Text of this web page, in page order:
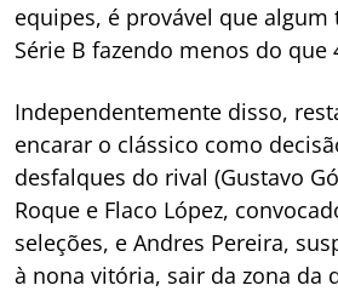
equipes, é provável que algum
Série B fazendo menos do que
Independentemente disso,
encarar o clássico como
desfalques do rival (Gustavo
Roque e Flaco López,
seleções, e Andres Pereira,
à nona vitória, sair da zona da